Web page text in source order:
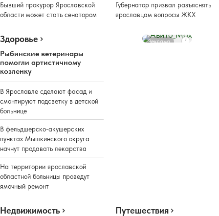
Бывший прокурор Ярославской
области может стать сенатором
Губернатор призвал разъяснять
ярославцам вопросы ЖКХ
Здоровье
Рыбинские ветеринары
помогли артистичному
козленку
В Ярославле сделают фасад и
смонтируют подсветку в детской
больнице
В фельдшерско-акушерских
пунктах Мышкинского округа
начнут продавать лекарства
На территории ярославской
областной больницы проведут
ямочный ремонт
Реклама
Недвижимость Путешествия